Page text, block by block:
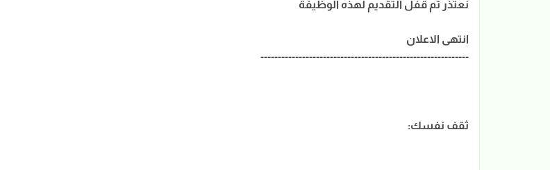
نعتذر تم قفل التقديم لهذه الوظيفة
انتهى الاعلان
------------------------------------------------------------
ثقف نفسك: